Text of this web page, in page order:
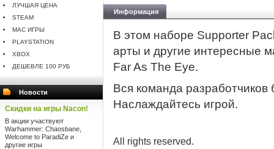
ЛУЧШАЯ ЦЕНА
STEAM
MAC ИГРЫ
PLAYSTATION
XBOX
ДЕШЕВЛЕ 100 РУБ
Новости
Скидки на игры Nacon!
В акции участвуют
Warhammer: Chaosbane,
Welcome to ParadiZe и
другие игры
Информация
В этом наборе Supporter
арты и другие интересные
Far As The Eye.
Вся команда разработчиков
Наслаждайтесь игрой.
All rights reserved.